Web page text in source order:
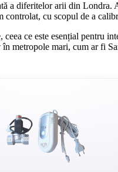
a diferitelor arii din
cu scopul de a
ce este esențial pentru
metropole mari, cum ar fi